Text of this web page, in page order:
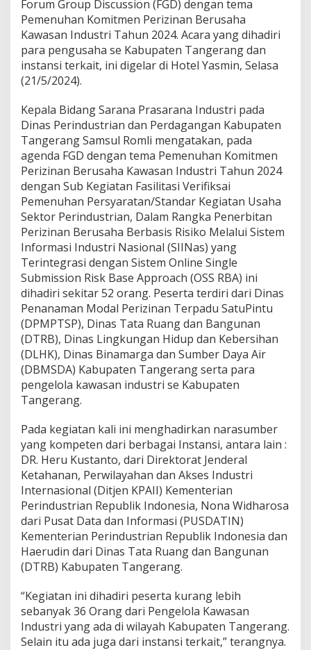
n
g
e
r
a
a
r
g
e
k
a
n
P
e
m
b
e
n
t
u
k
a
n
K
a
w
a
n
I
n
d
u
s
t
i
B
a
r
u
P
a
n
Forum Group Discussion (FGD) dengan tema
Pemenuhan Komitmen Perizinan Berusaha
Kawasan Industri Tahun 2024. Acara yang dihadiri
para pengusaha se Kabupaten Tangerang dan
instansi terkait, ini digelar di Hotel Yasmin, Selasa
(21/5/2024).
Kepala Bidang Sarana Prasarana Industri pada
Dinas Perindustrian dan Perdagangan Kabupaten
Tangerang Samsul Romli mengatakan, pada
agenda FGD dengan tema Pemenuhan Komitmen
Perizinan Berusaha Kawasan Industri Tahun 2024
dengan Sub Kegiatan Fasilitasi Verifiksai
Pemenuhan Persyaratan/Standar Kegiatan Usaha
Sektor Perindustrian, Dalam Rangka Penerbitan
Perizinan Berusaha Berbasis Risiko Melalui Sistem
Informasi Industri Nasional (SIINas) yang
Terintegrasi dengan Sistem Online Single
Submission Risk Base Approach (OSS RBA) ini
dihadiri sekitar 52 orang. Peserta terdiri dari Dinas
Penanaman Modal Perizinan Terpadu SatuPintu
(DPMPTSP), Dinas Tata Ruang dan Bangunan
(DTRB), Dinas Lingkungan Hidup dan Kebersihan
(DLHK), Dinas Binamarga dan Sumber Daya Air
(DBMSDA) Kabupaten Tangerang serta para
pengelola kawasan industri se Kabupaten
Tangerang.
Pada kegiatan kali ini menghadirkan narasumber
yang kompeten dari berbagai Instansi, antara lain :
DR. Heru Kustanto, dari Direktorat Jenderal
Ketahanan, Perwilayahan dan Akses Industri
Internasional (Ditjen KPAII) Kementerian
Perindustrian Republik Indonesia, Nona Widharosa
dari Pusat Data dan Informasi (PUSDATIN)
Kementerian Perindustrian Republik Indonesia dan
Haerudin dari Dinas Tata Ruang dan Bangunan
(DTRB) Kabupaten Tangerang.
“Kegiatan ini dihadiri peserta kurang lebih
sebanyak 36 Orang dari Pengelola Kawasan
Industri yang ada di wilayah Kabupaten Tangerang.
Selain itu ada juga dari instansi terkait,” terangnya.